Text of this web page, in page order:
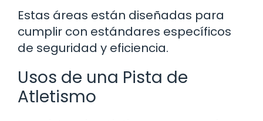
Estas áreas están diseñadas para
cumplir con estándares específicos
de seguridad y eficiencia.
Usos de una Pista de
Atletismo